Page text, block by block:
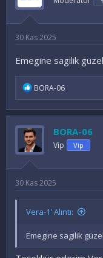
30 Kas 2025
Emegine sagilik
İ
d
e
l
e
r
:
BORA-06
BORA-06
Vip Vip
30 Kas 2025
Vera-1' Alıntı:
Emegine sagilik